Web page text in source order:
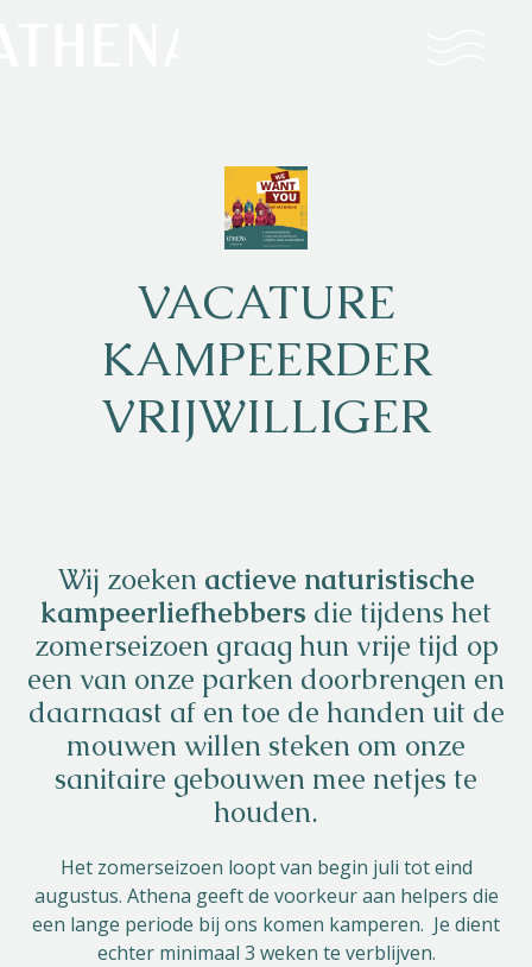
Naturisme
Community
Kalender
Helios
Contact
NL FR EN
Apple App Store
VACATURE
KAMPEERDER
VRIJWILLIGER
Wij zoeken actieve naturistische
kampeerliefhebbers die tijdens het
zomerseizoen graag hun vrije tijd op
een van onze parken doorbrengen en
daarnaast af en toe de handen uit de
mouwen willen steken om onze
sanitaire gebouwen mee netjes te
houden.
Het zomerseizoen loopt van begin juli tot eind
augustus. Athena geeft de voorkeur aan helpers die
een lange periode bij ons komen kamperen. Je dient
echter minimaal 3 weken te verblijven.